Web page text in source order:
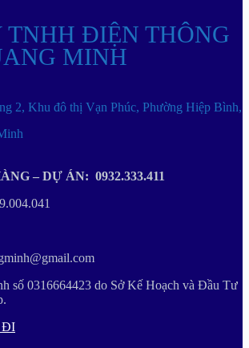
TNHH ĐIỆN THÔNG
MINH
2, Khu đô thị Vạn Phúc, Phường Hiệp Bình,
– DỰ ÁN: 0932.333.411
số 0316664423 do Sở Kế Hoạch và Đầu Tư
ĐI